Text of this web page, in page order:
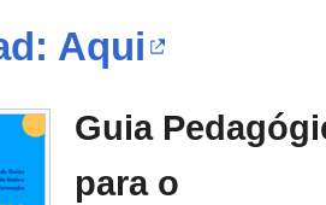
Aqui
Guia
para o